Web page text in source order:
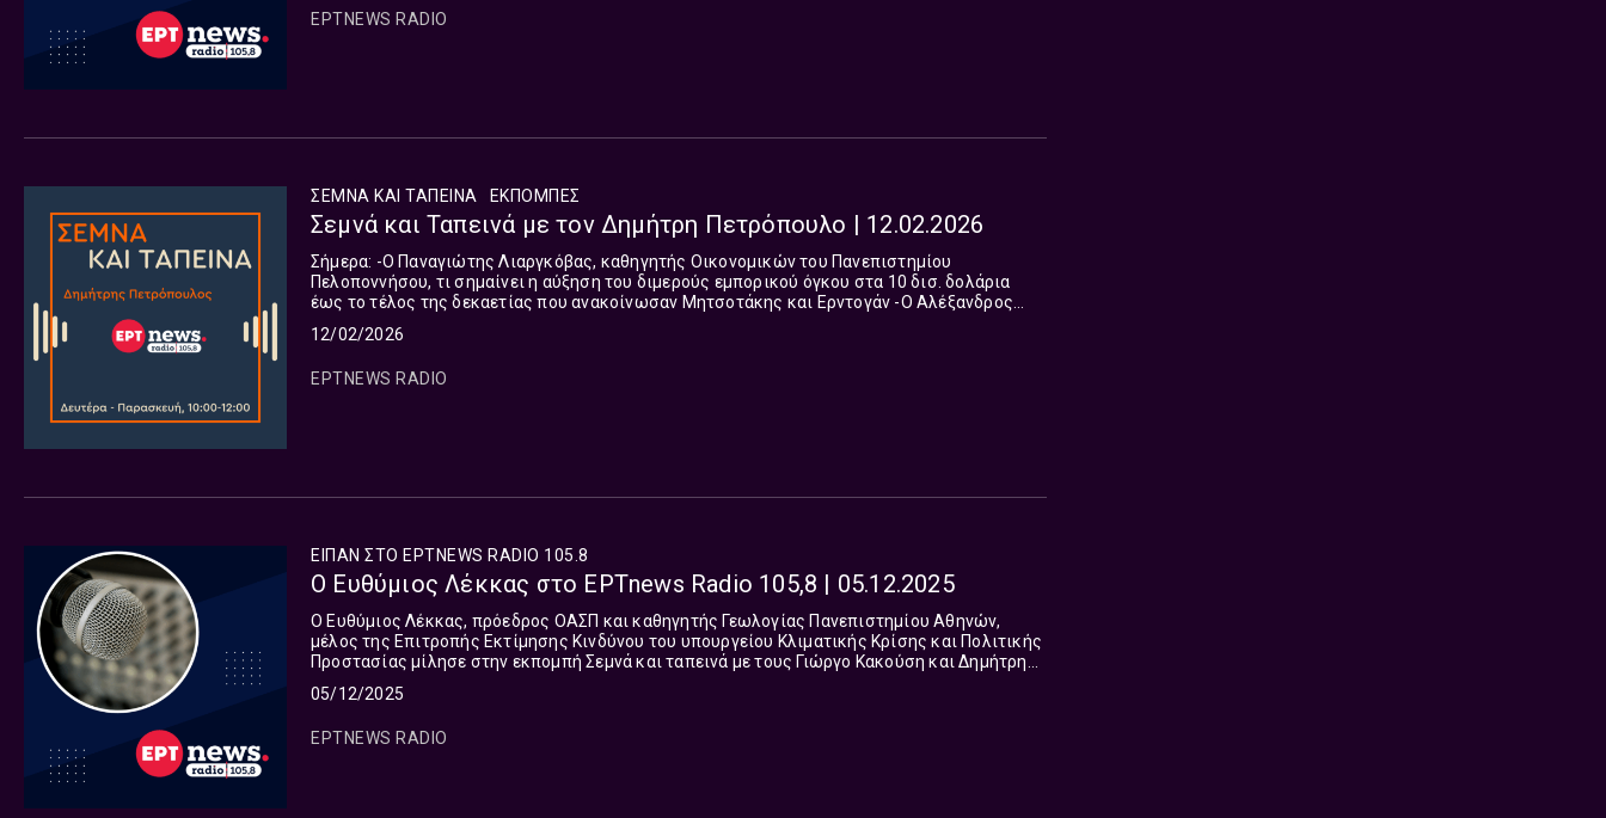
ΕΡΤNEWS RADIO
ΣΕΜΝΑ ΚΑΙ ΤΑΠΕΙΝΑ ΕΚΠΟΜΠΈΣ
Σεμνά και Ταπεινά με τον Δημήτρη Πετρόπουλο | 12.02.2026
Σήμερα: -Ο Παναγιώτης Λιαργκόβας, καθηγητής Οικονομικών του Πανεπιστημίου
Πελοποννήσου, τι σημαίνει η αύξηση του διμερούς εμπορικού όγκου στα 10 δισ. δολάρια
έως το τέλος της δεκαετίας που ανακοίνωσαν Μητσοτάκης και Ερντογάν -Ο Αλέξανδρος
12/02/2026
ΕΡΤNEWS RADIO
ΕΊΠΑΝ ΣΤΟ ΕΡΤNEWS RADIO 105.8
Ο Ευθύμιος Λέκκας στο ΕΡΤnews Radio 105,8 | 05.12.2025
O Ευθύμιος Λέκκας, πρόεδρος ΟΑΣΠ και καθηγητής Γεωλογίας Πανεπιστημίου Αθηνών,
μέλος της Επιτροπής Εκτίμησης Κινδύνου του υπουργείου Κλιματικής Κρίσης και Πολιτικής
Προστασίας μίλησε στην εκπομπή Σεμνά και ταπεινά με τους Γιώργο Κακούση και Δημήτρη
05/12/2025
ΕΡΤNEWS RADIO